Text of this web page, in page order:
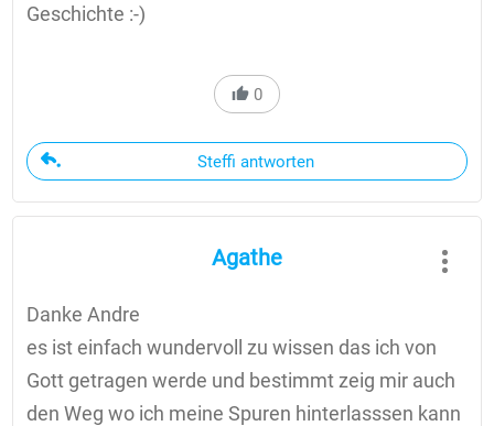
Geschichte :-)
0
Steffi antworten
Agathe
Danke Andre
es ist einfach wundervoll zu wissen das ich von
Gott getragen werde und bestimmt zeig mir auch
den Weg wo ich meine Spuren hinterlasssen kann